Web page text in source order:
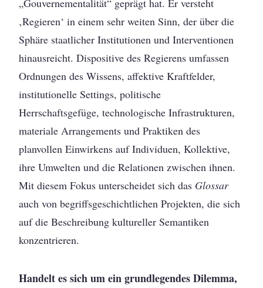
‚Regieren‘ in einem sehr weiten Sinn, der über die
Sphäre staatlicher Institutionen und Interventionen
hinausreicht. Dispositive des Regierens umfassen
Ordnungen des Wissens, affektive Kraftfelder,
institutionelle Settings, politische
Herrschaftsgefüge, technologische Infrastrukturen,
materiale Arrangements und Praktiken des
planvollen Einwirkens auf Individuen, Kollektive,
ihre Umwelten und die Relationen zwischen ihnen.
Mit diesem Fokus unterscheidet sich das Glossar
auch von begriffsgeschichtlichen Projekten, die sich
auf die Beschreibung kultureller Semantiken
konzentrieren.
Handelt es sich um ein grundlegendes Dilemma,